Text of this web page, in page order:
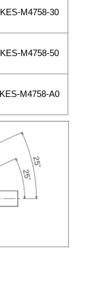
KES-M4758-30
KES-M4758-50
KES-M4758-A0